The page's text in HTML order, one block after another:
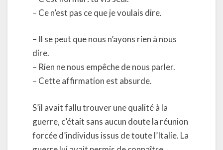
– Ce n’est pas ce que je voulais dire.
– Il se peut que nous n’ayons rien à nous
dire.
– Rien ne nous empêche de nous parler.
– Cette affirmation est absurde.
S’il avait fallu trouver une qualité à la
guerre, c’était sans aucun doute la réunion
forcée d’individus issus de toute l’Italie. La